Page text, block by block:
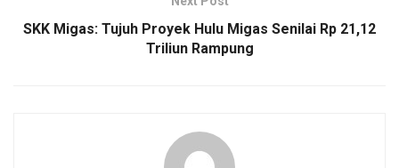
SKK Migas: Tujuh Proyek Hulu Migas Senilai Rp 21,12
Triliun Rampung